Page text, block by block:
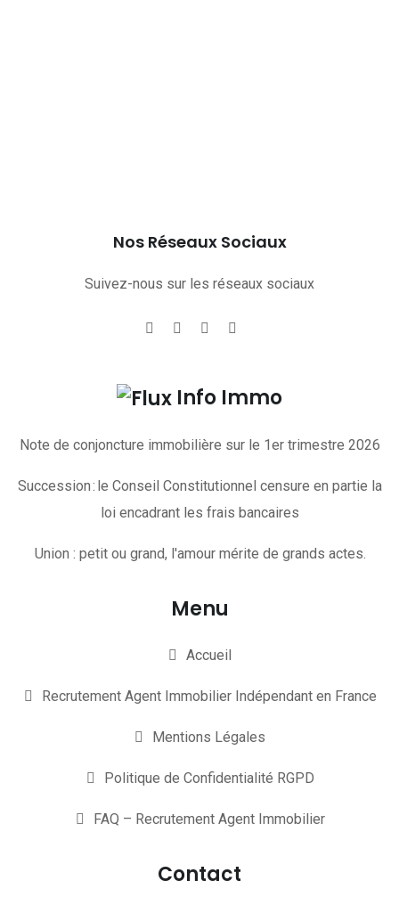
Nos Réseaux Sociaux
Suivez-nous sur les réseaux sociaux
Info Immo
Note de conjoncture immobilière sur le 1er trimestre 2026
Succession : le Conseil Constitutionnel censure en partie la
loi encadrant les frais bancaires
Union : petit ou grand, l'amour mérite de grands actes.
Menu
Accueil
Recrutement Agent Immobilier Indépendant en France
Mentions Légales
Politique de Confidentialité RGPD
FAQ – Recrutement Agent Immobilier
Contact